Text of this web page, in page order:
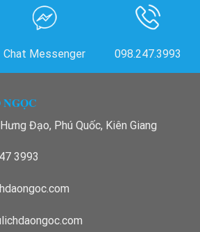
Chat Messenger 098.247.3993
Đạo, Phú Quốc, Kiên Giang
3993